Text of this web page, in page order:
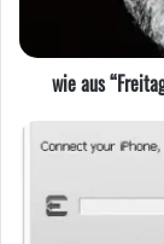
der
Drei
Zähn(t)e”
wird..
wie aus
Jailbreak
IPhone